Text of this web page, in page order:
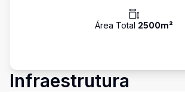
Área Total 2500m²
Infraestrutura